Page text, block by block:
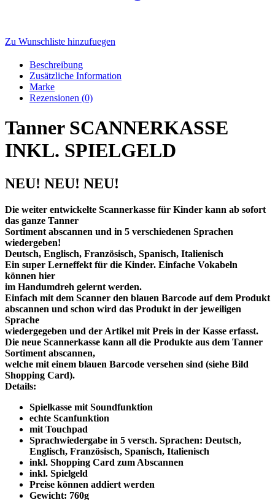
Zu Wunschliste hinzufuegen
Beschreibung
Zusätzliche Information
Marke
Rezensionen (0)
Tanner SCANNERKASSE
INKL. SPIELGELD
NEU! NEU! NEU!
Die weiter entwickelte Scannerkasse für Kinder kann ab sofort
das ganze Tanner
Sortiment abscannen und in 5 verschiedenen Sprachen
wiedergeben!
Deutsch, Englisch, Französisch, Spanisch, Italienisch
Ein super Lerneffekt für die Kinder. Einfache Vokabeln
können hier
im Handumdreh gelernt werden.
Einfach mit dem Scanner den blauen Barcode auf dem Produkt
abscannen und schon wird das Produkt in der jeweiligen
Sprache
wiedergegeben und der Artikel mit Preis in der Kasse erfasst.
Die neue Scannerkasse kann all die Produkte aus dem Tanner
Sortiment abscannen,
welche mit einem blauen Barcode versehen sind (siehe Bild
Shopping Card).
Details:
Spielkasse mit Soundfunktion
echte Scanfunktion
mit Touchpad
Sprachwiedergabe in 5 versch. Sprachen: Deutsch,
Englisch, Französisch, Spanisch, Italienisch
inkl. Shopping Card zum Abscannen
inkl. Spielgeld
Preise können addiert werden
Gewicht: 760g